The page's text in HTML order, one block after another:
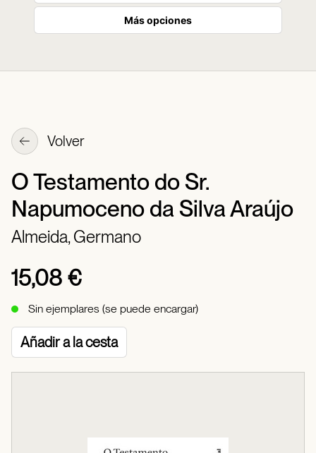
Más opciones
Volver
O Testamento do Sr.
Napumoceno da Silva Araújo
Almeida, Germano
15,08 €
Sin ejemplares (se puede encargar)
Añadir a la cesta